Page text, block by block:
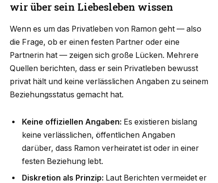
wir über sein Liebesleben wissen
Wenn es um das Privatleben von Ramon geht — also
die Frage, ob er einen festen Partner oder eine
Partnerin hat — zeigen sich große Lücken. Mehrere
Quellen berichten, dass er sein Privatleben bewusst
privat hält und keine verlässlichen Angaben zu seinem
Beziehungsstatus gemacht hat.
Keine offiziellen Angaben: Es existieren bislang
keine verlässlichen, öffentlichen Angaben
darüber, dass Ramon verheiratet ist oder in einer
festen Beziehung lebt.
Diskretion als Prinzip: Laut Berichten vermeidet er